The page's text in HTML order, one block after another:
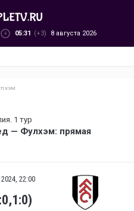
05:31 (+3) 8 августа 2026
1 тур
— Фулхэм: прямая
22:00